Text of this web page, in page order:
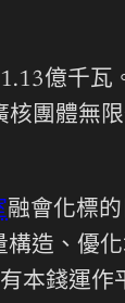
億千瓦
團體無
融會化標
造、優
本錢運作